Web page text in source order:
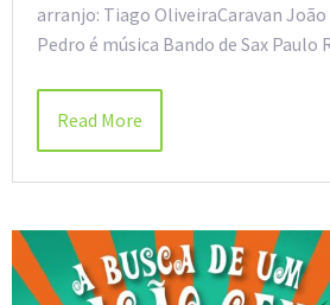
arranjo: Tiago OliveiraCaravan João
Pedro é música Bando de Sax
Read More